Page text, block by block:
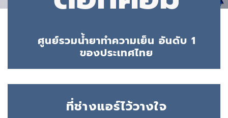
ศูนย์รวมน้ำยาทำความเย็น อันดับ 1
ของประเทศไทย
ที่ช่างแอร์ไว้วางใจ